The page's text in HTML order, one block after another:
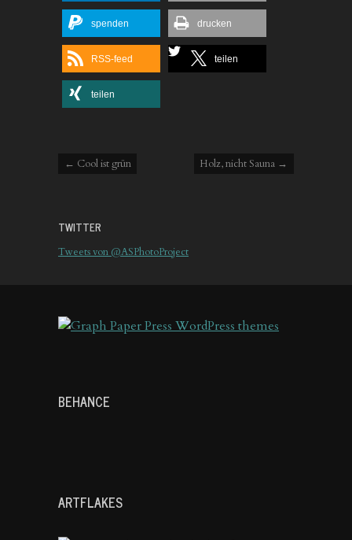
spenden drucken
RSS-feed teilen
teilen
Post navigation
← Cool ist grün Holz, nicht Sauna →
TWITTER
Tweets von @ASPhotoProject
BEHANCE
ARTFLAKES